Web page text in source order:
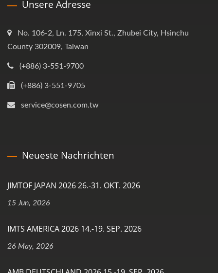
Unsere Adresse
No. 106-2, Ln. 175, Xinxi St., Zhubei City, Hsinchu
County 302009, Taiwan
(+886) 3-551-9700
(+886) 3-551-9705
service@cosen.com.tw
Neueste Nachrichten
JIMTOF JAPAN 2026 26.-31. OKT. 2026
15 Jun, 2026
IMTS AMERICA 2026 14.-19. SEP. 2026
26 May, 2026